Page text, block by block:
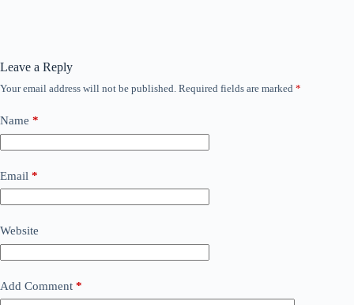
Leave a Reply
Your email address will not be published. Required fields are marked *
Name *
Email *
Website
Add Comment *